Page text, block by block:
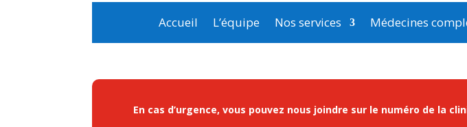
Accueil L’équipe Nos services Médecines
En cas d’urgence, vous pouvez nous joindre sur le numéro de la